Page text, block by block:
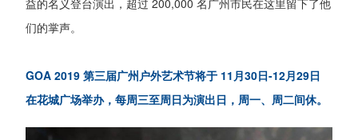
益的名义登台演出，超过 200,000 名广州市民在这里留下了他
们的掌声。
GOA 2019 第三届广州户外艺术节将于 11月30日-12月29日
在花城广场举办，每周三至周日为演出日，周一、周二间休。